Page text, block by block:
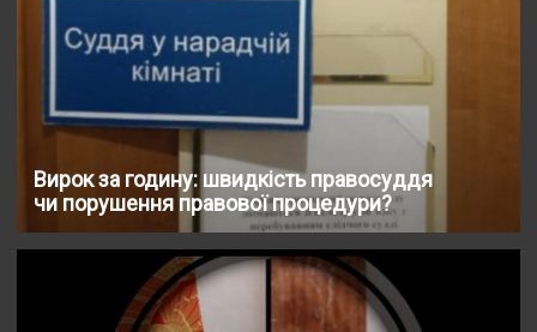
Вирок за годину: швидкість правосуддя
чи порушення правової процедури?